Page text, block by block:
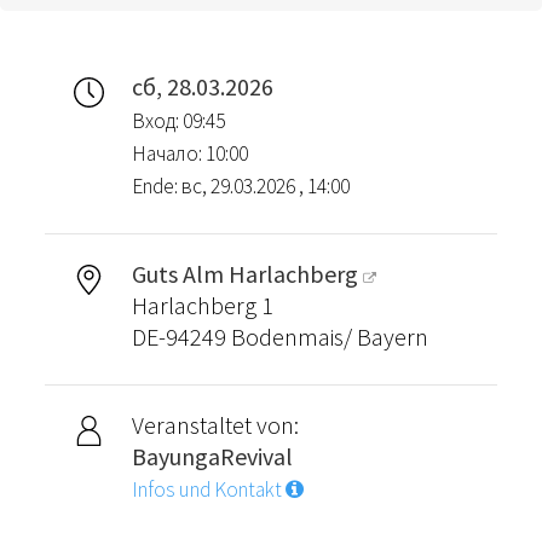
сб, 28.03.2026
Вход: 09:45
Начало: 10:00
Ende: вс, 29.03.2026 , 14:00
Guts Alm Harlachberg
Harlachberg 1
DE-94249 Bodenmais/ Bayern
Veranstaltet von:
BayungaRevival
Infos und Kontakt